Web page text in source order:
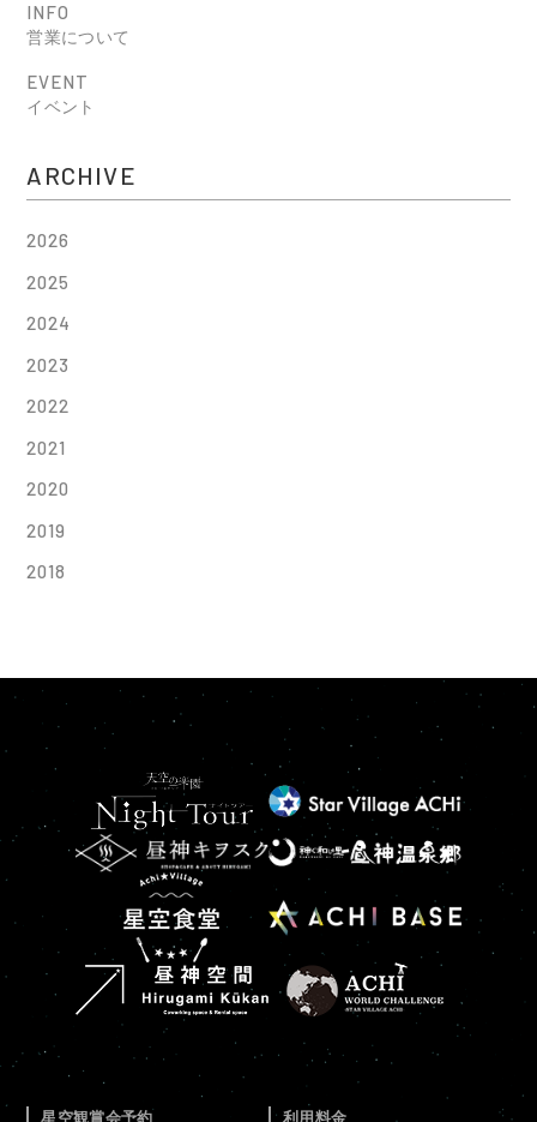
INFO
営業について
EVENT
イベント
ARCHIVE
2026
2025
2024
2023
2022
2021
2020
2019
2018
星空観賞会予約 利用料金